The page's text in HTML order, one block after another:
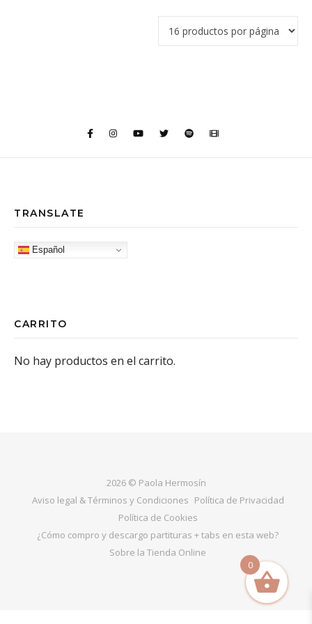
TRANSLATE
Español
CARRITO
No hay productos en el carrito.
2026 © Paola Hermosín
Aviso legal & Términos y Condiciones Política de Privacidad
Política de Cookies
¿Cómo compro y descargo partituras + tabs en esta web?
Sobre la Tienda Online
0